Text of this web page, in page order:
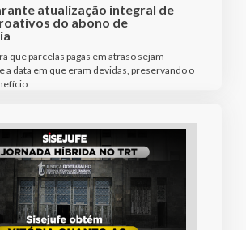
atualização integral de
do abono de
que parcelas pagas em atraso sejam
a data em que eram devidas, preservando o